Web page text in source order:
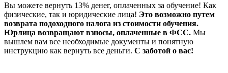
Вы можете вернуть 13% денег, оплаченных за обучение! Как
физические, так и юридические лица! Это возможно путем
возврата подоходного налога из стоимости обучения.
Юрлица возвращают взносы, оплаченные в ФСС. Мы
вышлем вам все необходимые документы и понятную
инструкцию как вернуть все деньги. С заботой о вас!